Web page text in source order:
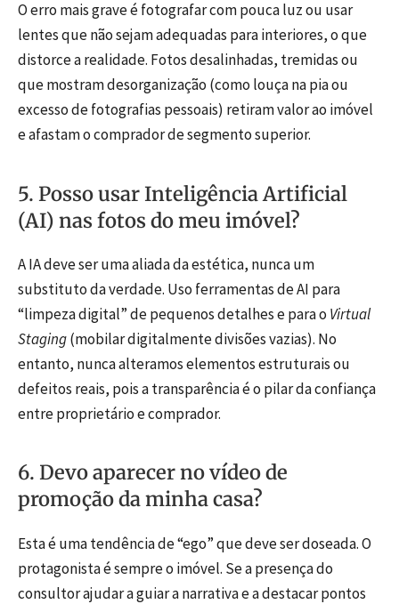
O erro mais grave é fotografar com pouca luz ou usar
lentes que não sejam adequadas para interiores, o que
distorce a realidade. Fotos desalinhadas, tremidas ou
que mostram desorganização (como louça na pia ou
excesso de fotografias pessoais) retiram valor ao imóvel
e afastam o comprador de segmento superior.
5. Posso usar Inteligência Artificial
(AI) nas fotos do meu imóvel?
A IA deve ser uma aliada da estética, nunca um
substituto da verdade. Uso ferramentas de AI para
“limpeza digital” de pequenos detalhes e para o Virtual
Staging(mobilar digitalmente divisões vazias). No
entanto, nunca alteramos elementos estruturais ou
defeitos reais, pois a transparência é o pilar da confiança
entre proprietário e comprador.
6. Devo aparecer no vídeo de
promoção da minha casa?
Esta é uma tendência de “ego” que deve ser doseada. O
protagonista é sempre o imóvel. Se a presença do
consultor ajudar a guiar a narrativa e a destacar pontos